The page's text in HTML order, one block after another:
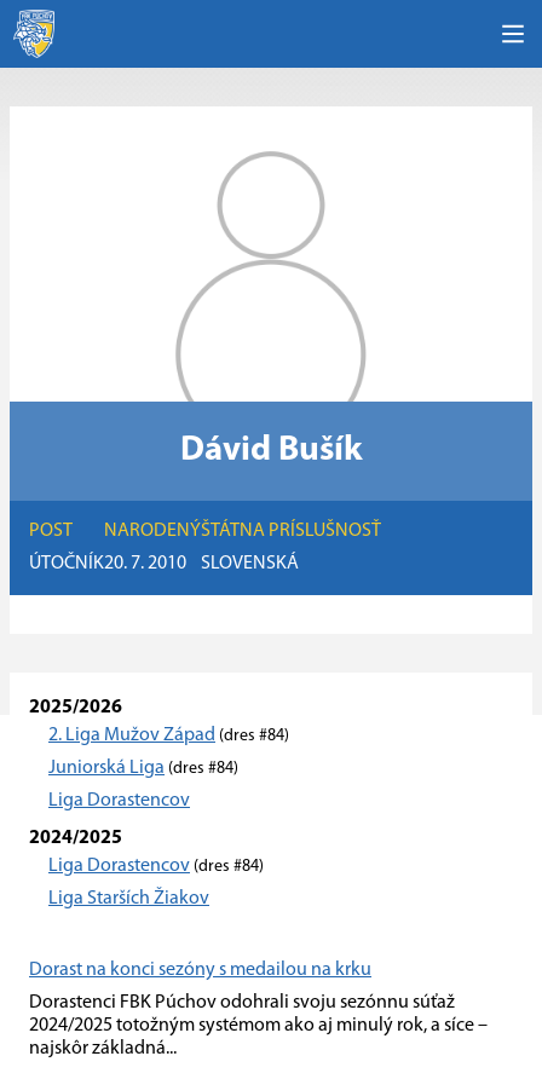
Dávid Bušík
POST
ÚTOČNÍK
NARODENÝ
20. 7. 2010
ŠTÁTNA PRÍSLUŠNOSŤ
SLOVENSKÁ
2025/2026
2. Liga Mužov Západ (dres #84)
Juniorská Liga (dres #84)
Liga Dorastencov
2024/2025
Liga Dorastencov (dres #84)
Liga Starších Žiakov
Dorast na konci sezóny s medailou na krku
Dorastenci FBK Púchov odohrali svoju sezónnu súťaž
2024/2025 totožným systémom ako aj minulý rok, a síce –
najskôr základná...